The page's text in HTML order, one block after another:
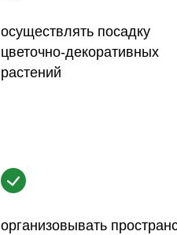
осуществлять посадку
цветочно-декоративных
растений
организовывать